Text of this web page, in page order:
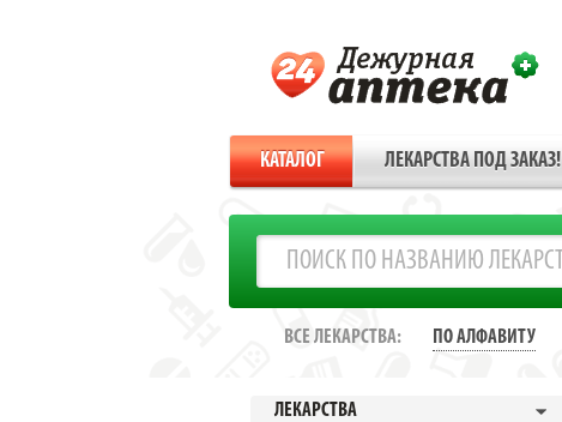
КАТАЛОГ ЛЕКАРСТВА ПОД ЗАКАЗ!
ВСЕ ЛЕКАРСТВА: ПО АЛФАВИТУ
ЛЕКАРСТВА